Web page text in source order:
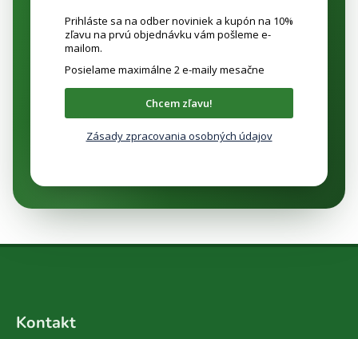
Prihláste sa na odber noviniek a kupón na 10%
zľavu na prvú objednávku vám pošleme e-
mailom.
Posielame maximálne 2 e-maily mesačne
Chcem zľavu!
Zásady zpracovania osobných údajov
Kontakt